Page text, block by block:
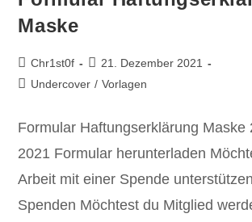
Maske
Chr1st0f
21. Dezember 2021
Undercover / Vorlagen
Formular Haftungserklärung Maske
2021 Formular herunterladen
Arbeit mit einer Spende
Spenden Möchtest du Mitglied